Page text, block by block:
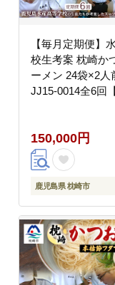
【毎月定期便】
校生考案 枕崎か
ーメン 24袋×2人
JJ15-0014全6回
150,000円
鹿児島県 枕崎市